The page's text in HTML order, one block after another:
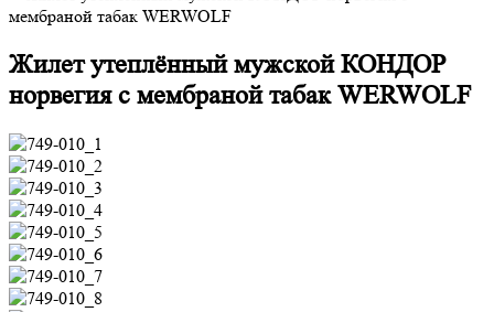
мембраной табак WERWOLF
Жилет утеплённый мужской КОНДОР
норвегия с мембраной табак WERWOLF